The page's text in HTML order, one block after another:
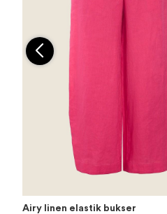
Airy linen elastik bukser